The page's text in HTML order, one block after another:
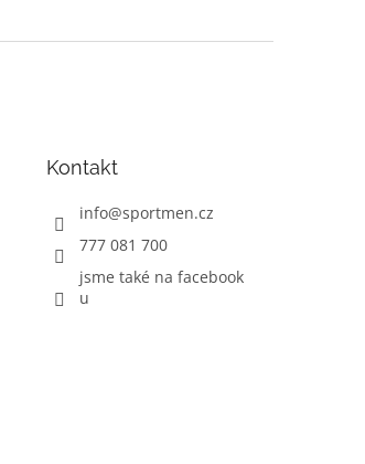
Kontakt
info@sportmen.cz
777 081 700
jsme také na facebook
u